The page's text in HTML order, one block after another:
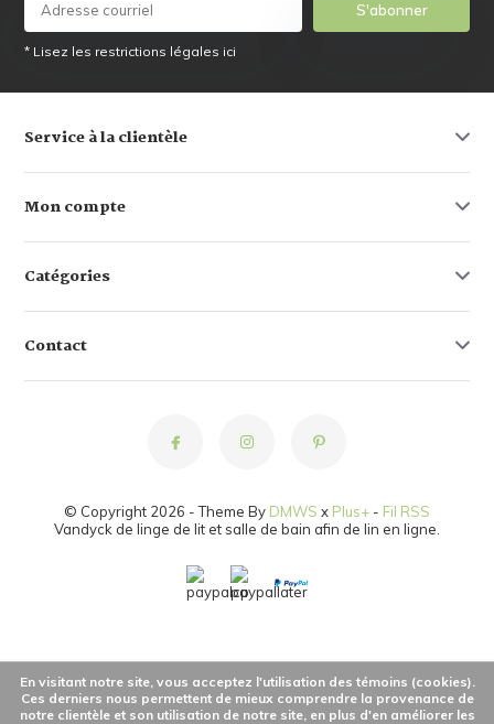
S'abonner
* Lisez les restrictions légales ici
Service à la clientèle
Mon compte
Catégories
Contact
© Copyright 2026 - Theme By DMWS x Plus+ - Fil RSS
Vandyck de linge de lit et salle de bain afin de lin en ligne.
En visitant notre site, vous acceptez l'utilisation des témoins (cookies).
Ces derniers nous permettent de mieux comprendre la provenance de
notre clientèle et son utilisation de notre site, en plus d'en améliorer les